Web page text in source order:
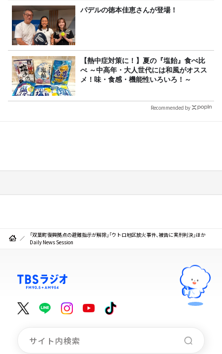
パデルの徳本佳恵さんが登場！
【熱中症対策に！】夏の『塩飴』食べ比
べ ～中高年・大人世代には和風がオスス
メ！味・食感・機能性いろいろ！～
Recommended by
「双葉町復興拠点の避難指示が解除」「ウトロ地区放火事件、被告に実刑判決」ほか
Daily News Session